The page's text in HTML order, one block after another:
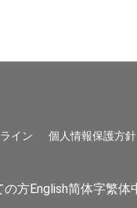
イン 個人情報保護方針
の方English简体字繁体